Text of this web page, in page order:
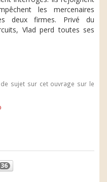
les mercenaires
deux firmes. Privé du
Vlad perd toutes ses
sujet sur cet ouvrage sur le
36